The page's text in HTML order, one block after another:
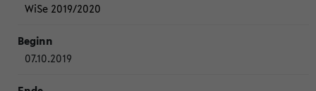
WiSe 2019/2020
07.10.2019